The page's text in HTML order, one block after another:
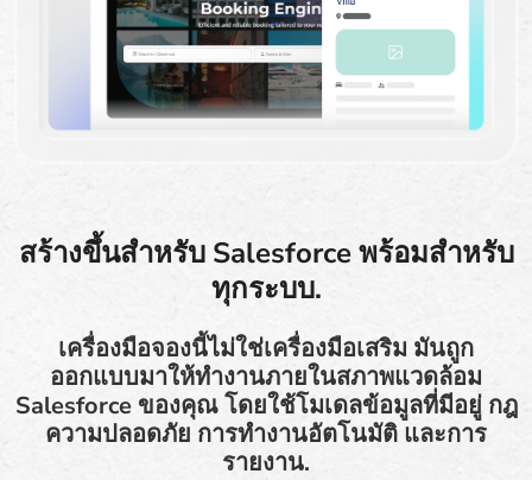
สร้างขึ้นสำหรับ Salesforce พร้อมสำหรับ
ทุกระบบ.
เครื่องมือจองนี้ไม่ใช่เครื่องมือเสริม มันถูก
ออกแบบมาให้ทำงานภายในสภาพแวดล้อม
Salesforce ของคุณ โดยใช้โมเดลข้อมูลที่มีอยู่ กฎ
ความปลอดภัย การทำงานอัตโนมัติ และการ
รายงาน.